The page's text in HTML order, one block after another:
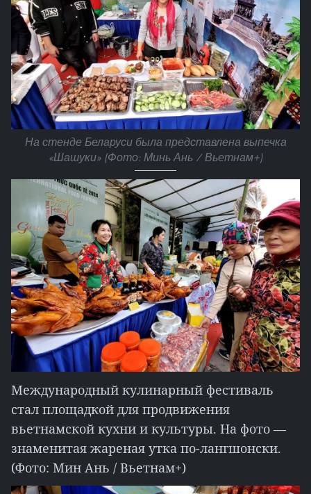
На стенде Беларуси была представлена выпечка
«Шашуки» (Фото: Минь Ань / Вьетнам+)
Международный кулинарный фестиваль
стал площадкой для продвижения
вьетнамской кухни и культуры. На фото —
знаменитая жареная утка по-лангшонски.
(Фото: Мин Ань / Вьетнам+)